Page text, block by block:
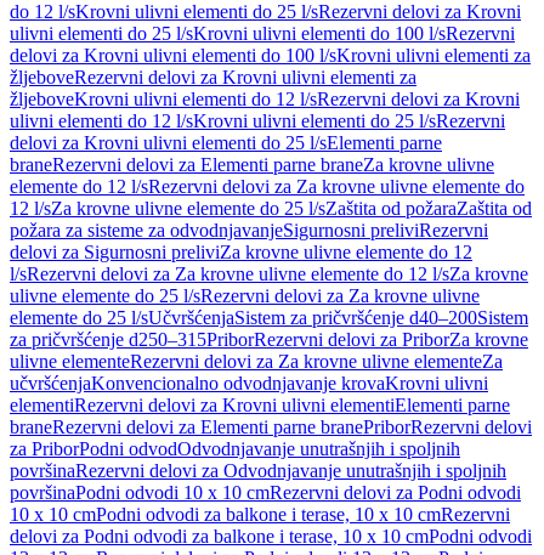
do 12 l/sKrovni ulivni elementi do 25 l/sRezervni delovi za Krovni
ulivni elementi do 25 l/sKrovni ulivni elementi do 100 l/sRezervni
delovi za Krovni ulivni elementi do 100 l/sKrovni ulivni elementi za
žljeboveRezervni delovi za Krovni ulivni elementi za
žljeboveKrovni ulivni elementi do 12 l/sRezervni delovi za Krovni
ulivni elementi do 12 l/sKrovni ulivni elementi do 25 l/sRezervni
delovi za Krovni ulivni elementi do 25 l/sElementi parne
braneRezervni delovi za Elementi parne braneZa krovne ulivne
elemente do 12 l/sRezervni delovi za Za krovne ulivne elemente do
12 l/sZa krovne ulivne elemente do 25 l/sZaštita od požaraZaštita od
požara za sisteme za odvodnjavanjeSigurnosni preliviRezervni
delovi za Sigurnosni preliviZa krovne ulivne elemente do 12
l/sRezervni delovi za Za krovne ulivne elemente do 12 l/sZa krovne
ulivne elemente do 25 l/sRezervni delovi za Za krovne ulivne
elemente do 25 l/sUčvršćenjaSistem za pričvršćenje d40–200Sistem
za pričvršćenje d250–315PriborRezervni delovi za PriborZa krovne
ulivne elementeRezervni delovi za Za krovne ulivne elementeZa
učvršćenjaKonvencionalno odvodnjavanje krovaKrovni ulivni
elementiRezervni delovi za Krovni ulivni elementiElementi parne
braneRezervni delovi za Elementi parne branePriborRezervni delovi
za PriborPodni odvodOdvodnjavanje unutrašnjih i spoljnih
površinaRezervni delovi za Odvodnjavanje unutrašnjih i spoljnih
površinaPodni odvodi 10 x 10 cmRezervni delovi za Podni odvodi
10 x 10 cmPodni odvodi za balkone i terase, 10 x 10 cmRezervni
delovi za Podni odvodi za balkone i terase, 10 x 10 cmPodni odvodi